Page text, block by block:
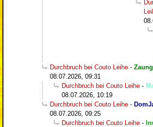
Durchbruch bei Couto Leihe -
08.07.2026, 09:31
Durchbruch bei Couto Leihe -
08.07.2026, 10:19
Durchbruch bei Couto Leihe -
08.07.2026, 09:25
Durchbruch bei Couto Leihe -